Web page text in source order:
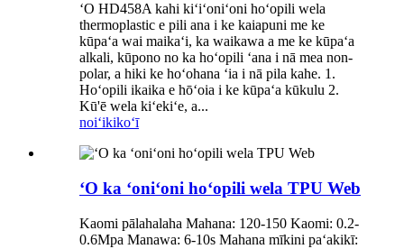
ʻO HD458A kahi kiʻiʻoniʻoni hoʻopili wela
thermoplastic e pili ana i ke kaiapuni me ke
kūpaʻa wai maikaʻi, ka waikawa a me ke kūpaʻa
alkali, kūpono no ka hoʻopili ʻana i nā mea non-
polar, a hiki ke hoʻohana ʻia i nā pila kahe. 1.
Hoʻopili ikaika e hōʻoia i ke kūpaʻa kūkulu 2.
Kū'ē wela kiʻekiʻe, a...
noiʻikikoʻī
ʻO ka ʻoniʻoni hoʻopili wela TPU Web
Kaomi pālahalaha Mahana: 120-150 Kaomi: 0.2-
0.6Mpa Manawa: 6-10s Mahana mīkini paʻakikī: